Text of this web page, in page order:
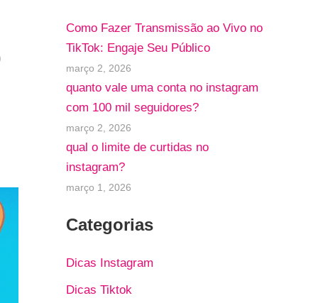
Como Fazer Transmissão ao Vivo no
TikTok: Engaje Seu Público
março 2, 2026
quanto vale uma conta no instagram
com 100 mil seguidores?
março 2, 2026
qual o limite de curtidas no
instagram?
março 1, 2026
Categorias
Dicas Instagram
Dicas Tiktok